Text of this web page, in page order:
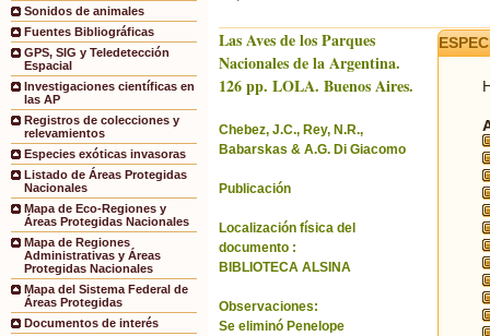
Sonidos de animales
Fuentes Bibliográficas
GPS, SIG y Teledetección
Espacial
Investigaciones científicas en
las AP
Registros de colecciones y
relevamientos
Especies exóticas invasoras
Listado de Áreas Protegidas
Nacionales
Mapa de Eco-Regiones y
Áreas Protegidas Nacionales
Mapa de Regiones
Administrativas y Áreas
Protegidas Nacionales
Mapa del Sistema Federal de
Áreas Protegidas
Documentos de interés
Las Aves de los Parques
Nacionales de la Argentina.
126 pp. LOLA. Buenos Aires.
Chebez, J.C., Rey, N.R.,
Babarskas & A.G. Di Giacomo
Publicación
Localización física del
documento :
BIBLIOTECA ALSINA
Observaciones:
Se eliminó Penelope